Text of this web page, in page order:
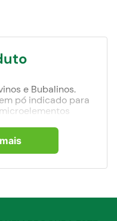
e Bubalinos.
pó indicado para
ganho de peso e
natural contra